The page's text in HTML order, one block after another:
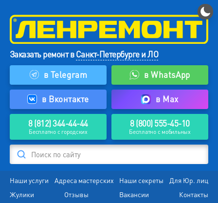
Заказать ремонт вСанкт-Петербурге и ЛО
в Telegram
в WhatsApp
в Вконтакте в Max
8 (812) 344-44-44
Бесплатно с городских
8 (800) 555-45-10
Бесплатно с мобильных
Поиск по сайту
Наши услуги Адреса мастерских Наши секреты
Для Юр. лиц
Жулики
Отзывы Вакансии
Контакты